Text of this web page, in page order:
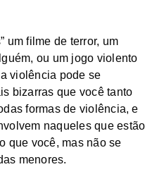
um filme de terror, um
ou um jogo violento
violência pode se
bizarras que você tanto
formas de violência, e
naqueles que estão
que você, mas não se
menores.